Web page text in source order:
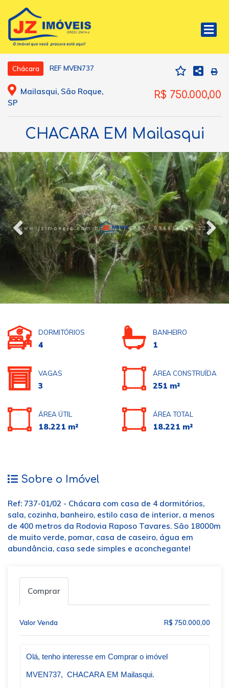
Chácara REF MVEN737
Mailasqui, São Roque,
SP
R$ 750.000,00
CHACARA EM Mailasqui
DORMITÓRIOS
4
BANHEIRO
1
VAGAS
3
ÁREA CONSTRUÍDA
251 m²
ÁREA ÚTIL
18.221 m²
ÁREA TOTAL
18.221 m²
Sobre o Imóvel
Ref: 737-01/02 - Chácara com casa de 4 dormitórios,
sala, cozinha, banheiro, estilo casa de interior, a menos
de 400 metros da Rodovia Raposo Tavares. São 18000m
de muito verde, pomar, casa de caseiro, água em
abundância, casa sede simples e aconchegante!
Comprar
Valor Venda R$ 750.000,00